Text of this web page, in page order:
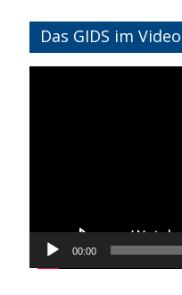
Das GIDS im Video
00:00